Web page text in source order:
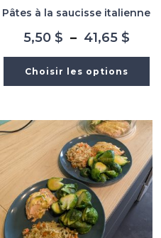
Pâtes à la saucisse italienne
5,50 $ – 41,65 $Plage
de
5,50 $
Choisir les options